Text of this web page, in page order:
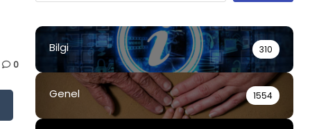
0
Bilgi 310
Genel 1554